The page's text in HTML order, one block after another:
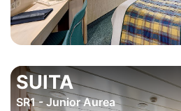
SUITA
SR1 - Junior Aurea